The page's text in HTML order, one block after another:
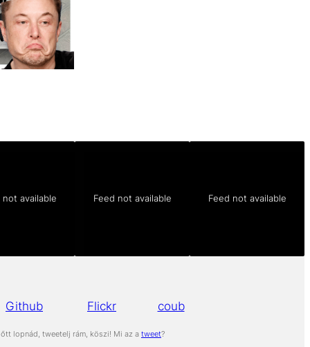
not available Feed not available Feed not available
Github Flickr coub
lopnád, tweetelj rám, köszi! Mi az a tweet?